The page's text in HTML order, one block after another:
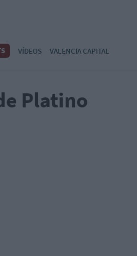
VÍDEOS VALENCIA CAPITAL
Platino